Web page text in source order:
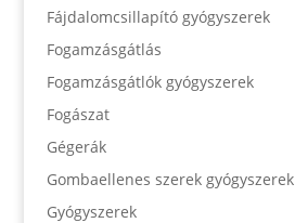
Fájdalomcsillapító gyógyszerek
Fogamzásgátlás
Fogamzásgátlók gyógyszerek
Fogászat
Gégerák
Gombaellenes szerek gyógyszerek
Gyógyszerek